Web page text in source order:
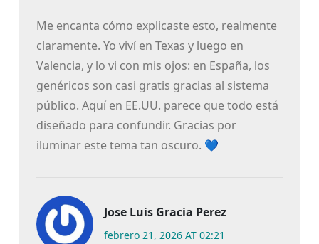
Me encanta cómo explicaste esto, realmente
claramente. Yo viví en Texas y luego en
Valencia, y lo vi con mis ojos: en España, los
genéricos son casi gratis gracias al sistema
público. Aquí en EE.UU. parece que todo está
diseñado para confundir. Gracias por
iluminar este tema tan oscuro. 💙
Jose Luis Gracia Perez
febrero 21, 2026 AT 02:21